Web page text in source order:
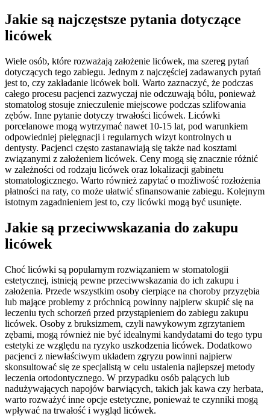
Jakie są najczęstsze pytania dotyczące
licówek
Wiele osób, które rozważają założenie licówek, ma szereg pytań
dotyczących tego zabiegu. Jednym z najczęściej zadawanych pytań
jest to, czy zakładanie licówek boli. Warto zaznaczyć, że podczas
całego procesu pacjenci zazwyczaj nie odczuwają bólu, ponieważ
stomatolog stosuje znieczulenie miejscowe podczas szlifowania
zębów. Inne pytanie dotyczy trwałości licówek. Licówki
porcelanowe mogą wytrzymać nawet 10-15 lat, pod warunkiem
odpowiedniej pielęgnacji i regularnych wizyt kontrolnych u
dentysty. Pacjenci często zastanawiają się także nad kosztami
związanymi z założeniem licówek. Ceny mogą się znacznie różnić
w zależności od rodzaju licówek oraz lokalizacji gabinetu
stomatologicznego. Warto również zapytać o możliwość rozłożenia
płatności na raty, co może ułatwić sfinansowanie zabiegu. Kolejnym
istotnym zagadnieniem jest to, czy licówki mogą być usunięte.
Jakie są przeciwwskazania do zakupu
licówek
Choć licówki są popularnym rozwiązaniem w stomatologii
estetycznej, istnieją pewne przeciwwskazania do ich zakupu i
założenia. Przede wszystkim osoby cierpiące na choroby przyzębia
lub mające problemy z próchnicą powinny najpierw skupić się na
leczeniu tych schorzeń przed przystąpieniem do zabiegu zakupu
licówek. Osoby z bruksizmem, czyli nawykowym zgrzytaniem
zębami, mogą również nie być idealnymi kandydatami do tego typu
estetyki ze względu na ryzyko uszkodzenia licówek. Dodatkowo
pacjenci z niewłaściwym układem zgryzu powinni najpierw
skonsultować się ze specjalistą w celu ustalenia najlepszej metody
leczenia ortodontycznego. W przypadku osób palących lub
nadużywających napojów barwiących, takich jak kawa czy herbata,
warto rozważyć inne opcje estetyczne, ponieważ te czynniki mogą
wpływać na trwałość i wygląd licówek.